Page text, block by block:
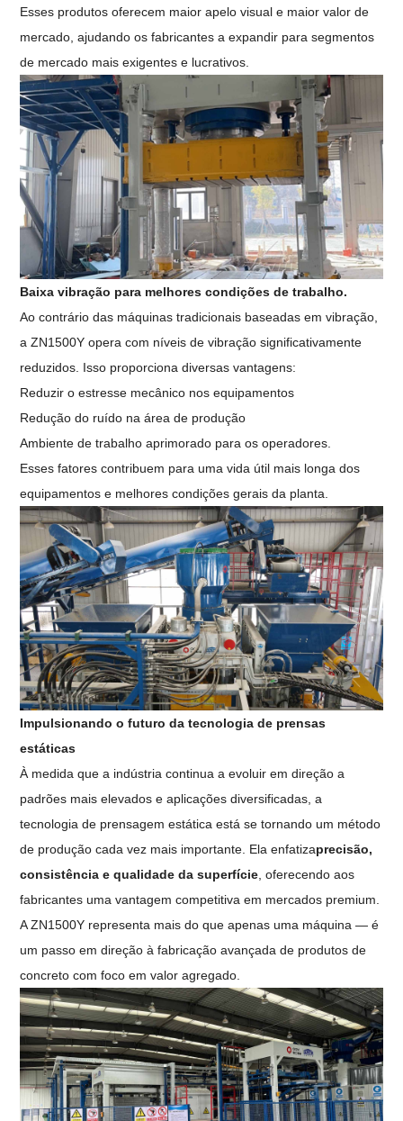
Esses produtos oferecem maior apelo visual e maior valor de
mercado, ajudando os fabricantes a expandir para segmentos
de mercado mais exigentes e lucrativos.
Baixa vibração para melhores condições de trabalho.
Ao contrário das máquinas tradicionais baseadas em vibração,
a ZN1500Y opera com níveis de vibração significativamente
reduzidos. Isso proporciona diversas vantagens:
Reduzir o estresse mecânico nos equipamentos
Redução do ruído na área de produção
Ambiente de trabalho aprimorado para os operadores.
Esses fatores contribuem para uma vida útil mais longa dos
equipamentos e melhores condições gerais da planta.
Impulsionando o futuro da tecnologia de prensas
estáticas
À medida que a indústria continua a evoluir em direção a
padrões mais elevados e aplicações diversificadas, a
tecnologia de prensagem estática está se tornando um método
de produção cada vez mais importante. Ela enfatizaprecisão,
consistência e qualidade da superfície , oferecendo aos
fabricantes uma vantagem competitiva em mercados premium.
A ZN1500Y representa mais do que apenas uma máquina — é
um passo em direção à fabricação avançada de produtos de
concreto com foco em valor agregado.